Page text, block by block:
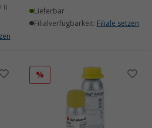
l)
Lieferbar
Filialverfügbarkeit: Filiale setzen
%